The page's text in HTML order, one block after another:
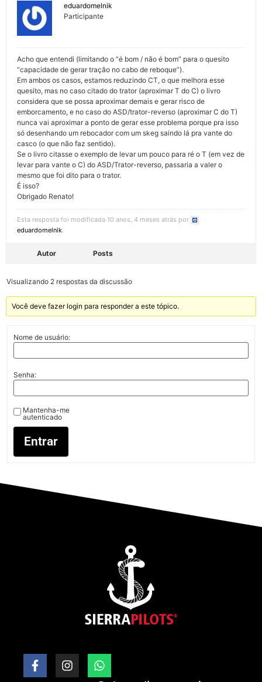
eduardomelnik
Participante
Acho que entendi (limitando o “é bom / não é bom” para o quesito
“capacidade de gerar tração no cabo de reboque”).
Em ambos os casos, estamos reduzindo CT, o que melhora esse
quesito, mas no caso citado do trator (aproximar T do C) o livro
considera que se possa aproximar demais e gerar risco de
emborcamento, e no caso do ASD/trator-reverso (aproximar C do T)
nunca vai aproximar a ponto de gerar esse problema porque pra isso
só desenhando um rebocador com um skeg saindo lá pra vante do
casco (o que não faz sentido).
Se o livro citasse o exemplo de levar um pouco para ré o T (em vez de
levar para vante o C) do ASD/Trator-reverso, passaria a valer o
mesmo que foi dito para o trator.
É isso?
Obrigado Renato!
Esta resposta foi modificada 10 anos, 4 meses atrás por
eduardomelnik.
Autor Posts
Visualizando 2 respostas da discussão
Você deve fazer login para responder a este tópico.
Nome de usuário:
Senha:
Mantenha-me
autenticado
Entrar